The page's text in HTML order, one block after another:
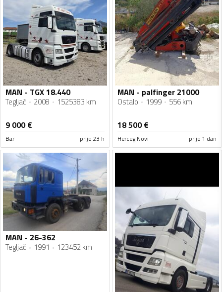
MAN - TGX 18.440
Tegljač 2008 1525383 km
9 000€
Bar prije 23 h
MAN - palfinger 21000
Ostalo 1999 556 km
18 500€
Herceg Novi prije 1 dan
MAN - 26-362
Tegljač 1991 123452 km